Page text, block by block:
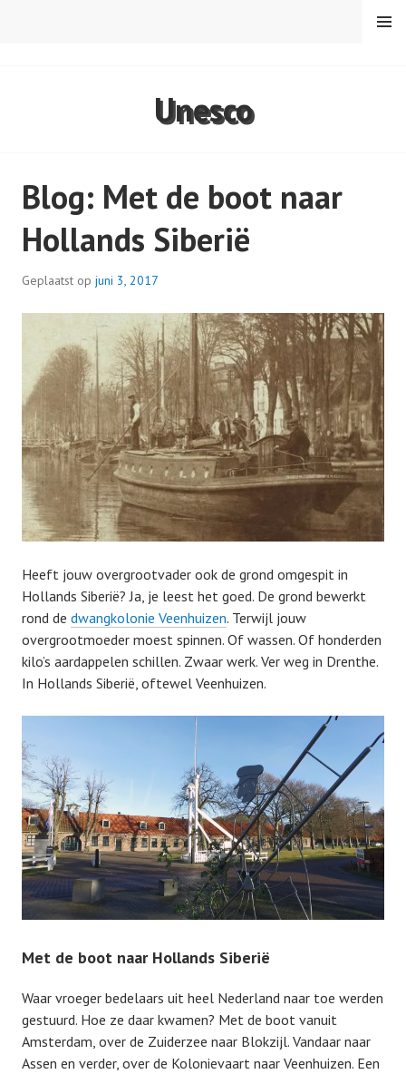
MENU
Unesco
Blog: Met de boot naar
Hollands Siberië
Geplaatst op juni 3, 2017
Heeft jouw overgrootvader ook de grond omgespit in
Hollands Siberië? Ja, je leest het goed. De grond bewerkt
rond de dwangkolonie Veenhuizen. Terwijl jouw
overgrootmoeder moest spinnen. Of wassen. Of honderden
kilo’s aardappelen schillen. Zwaar werk. Ver weg in Drenthe.
In Hollands Siberië, oftewel Veenhuizen.
Met de boot naar Hollands Siberië
Waar vroeger bedelaars uit heel Nederland naar toe werden
gestuurd. Hoe ze daar kwamen? Met de boot vanuit
Amsterdam, over de Zuiderzee naar Blokzijl. Vandaar naar
Assen en verder, over de Kolonievaart naar Veenhuizen. Een